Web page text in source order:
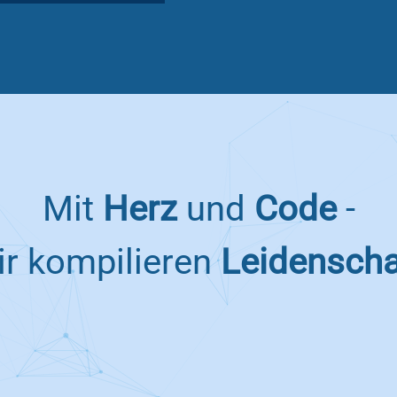
Mit Herz und Code -
kompilieren